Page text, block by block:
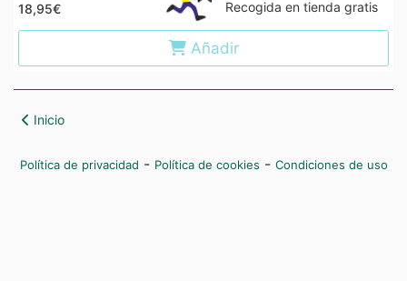
18,95€
Recogida en tienda gratis
Añadir
Inicio
Política de privacidad - Política de cookies - Condiciones de uso